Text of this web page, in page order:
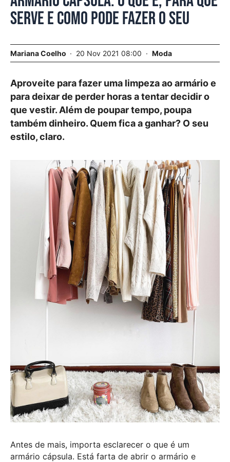
serve e como pode fazer o seu
Mariana Coelho 20 Nov 2021 08:00 Moda
Aproveite para fazer uma limpeza ao armário e
para deixar de perder horas a tentar decidir o
que vestir. Além de poupar tempo, poupa
também dinheiro. Quem fica a ganhar? O seu
estilo, claro.
Antes de mais, importa esclarecer o que é um
armário cápsula. Está farta de abrir o armário e